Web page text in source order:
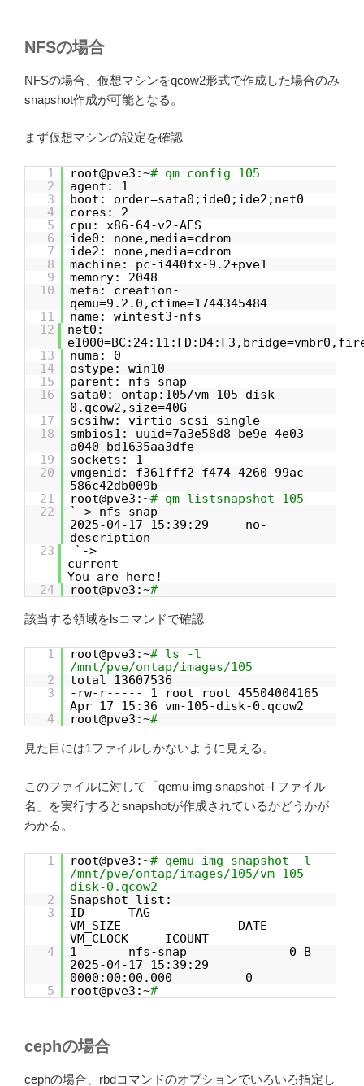
NFSの場合
NFSの場合、仮想マシンをqcow2形式で作成した場合のみ
snapshot作成が可能となる。
まず仮想マシンの設定を確認
1 root@pve3:~# qm config 105
2
agent: 1
3
boot: order=sata0;ide0;ide2;net0
4
cores: 2
5
cpu: x86-64-v2-AES
6
ide0: none,media=cdrom
7
ide2: none,media=cdrom
8
machine: pc-i440fx-9.2+pve1
9
memory: 2048
10
meta: creation-
qemu=9.2.0,ctime=1744345484
11
name: wintest3-nfs
12
net0:
13
numa: 0
14
ostype: win10
15
parent: nfs-snap
16
sata0: ontap:105/vm-105-disk-
0.qcow2,size=40G
17
scsihw: virtio-scsi-single
18
smbios1: uuid=7a3e58d8-be9e-4e03-
a040-bd1635aa3dfe
19
sockets: 1
20
vmgenid: f361fff2-f474-4260-99ac-
586c42db009b
21
root@pve3:~# qm listsnapshot 105
22
`-> nfs-snap
2025-04-17 15:39:29 no-
description
23
`->
You are here!
24
root@pve3:~#
該当する領域をlsコマンドで確認
1 root@pve3:~# ls -l
/mnt/pve/ontap/images/105
2
total 13607536
3
-rw-r----- 1 root root 45504004165
Apr 17 15:36 vm-105-disk-0.qcow2
4
root@pve3:~#
見た目には1ファイルしかないように見える。
このファイルに対して「qemu-img snapshot -l ファイル
名」を実行するとsnapshotが作成されているかどうかが
わかる。
1 root@pve3:~# qemu-img snapshot -l
/mnt/pve/ontap/images/105/vm-105-
disk-0.qcow2
2
Snapshot list:
3
ID TAG
VM_SIZE DATE
VM_CLOCK ICOUNT
4
1 nfs-snap 0 B
2025-04-17 15:39:29
0000:00:00.000 0
5
root@pve3:~#
cephの場合
cephの場合、rbdコマンドのオプションでいろいろ指定し